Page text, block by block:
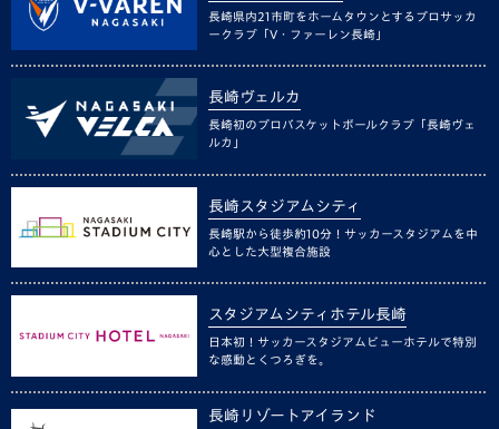
長崎県内21市町をホームタウンとするプロサッカ
ークラブ「V・ファーレン長崎」
長崎ヴェルカ
長崎初のプロバスケットボールクラブ「長崎ヴェ
ルカ」
長崎スタジアムシティ
長崎駅から徒歩約10分！サッカースタジアムを中
心とした大型複合施設
スタジアムシティホテル長崎
日本初！サッカースタジアムビューホテルで特別
な感動とくつろぎを。
長崎リゾートアイランド